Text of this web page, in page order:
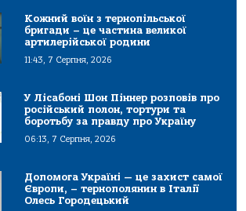
Кожний воїн з тернопільської
бригади – це частина великої
артилерійської родини
11:43, 7 Серпня, 2026
У Лісабоні Шон Піннер розповів про
російський полон, тортури та
боротьбу за правду про Україну
06:13, 7 Серпня, 2026
Допомога Україні — це захист самої
Європи, – тернополянин в Італії
Олесь Городецький